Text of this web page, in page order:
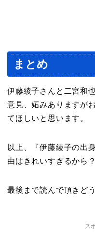
まとめ
伊藤綾子さんと二宮和
意見、妬みありますが
てほしいと思います。
以上、『伊藤綾子の出
由はきれいすぎるから
最後まで読んで頂きど
ス